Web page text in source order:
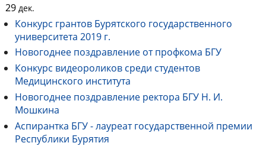
29 дек.
Конкурс грантов Бурятского государственного
университета 2019 г.
Новогоднее поздравление от профкома БГУ
Конкурс видеороликов среди студентов
Медицинского института
Новогоднее поздравление ректора БГУ Н. И.
Мошкина
Аспирантка БГУ - лауреат государственной премии
Республики Бурятия